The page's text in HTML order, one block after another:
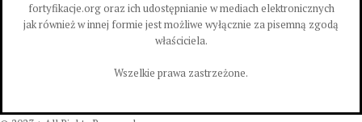
fortyfikacje.org oraz ich udostępnianie w mediach elektronicznych
jak również w innej formie jest możliwe wyłącznie za pisemną zgodą
właściciela.
Wszelkie prawa zastrzeżone.